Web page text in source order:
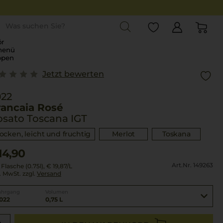
Jetzt bewerten
Rosé
Toscana IGT
leicht und fruchtig Merlot Toskana
(0.75l), € 19,87/L
MwSt. zzgl. Versand
Art.Nr. 149263
0,75 L